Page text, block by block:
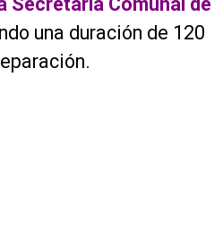
una duración de 120